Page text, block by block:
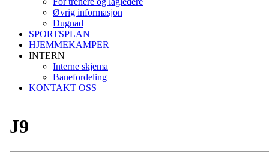
Øvrig informasjon
Dugnad
SPORTSPLAN
HJEMMEKAMPER
INTERN
Interne skjema
Banefordeling
KONTAKT OSS
J9